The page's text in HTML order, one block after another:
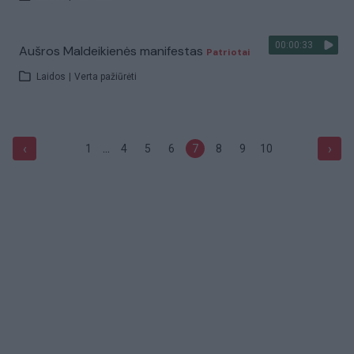
00:00:33
Aušros Maldeikienės manifestas Patriotai
Laidos Verta pažiūrėti
‹ 1 ... 4 5 6 7 8 9 10 ›